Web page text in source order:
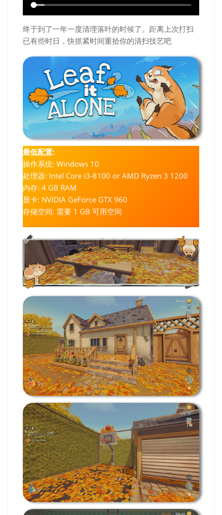
终于到了一年一度清理落叶的时候了。距离上次打扫
已有些时日，快抓紧时间重拾你的清扫技艺吧
最低配置:
操作系统: Windows 10
处理器: Intel Core i3-8100 or AMD Ryzen 3 1200
内存: 4 GB RAM
显卡: NVIDIA GeForce GTX 960
存储空间: 需要 1 GB 可用空间